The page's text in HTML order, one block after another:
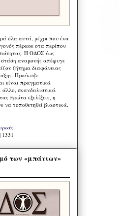
όλα αυτά, μέχρι που ένα
πέρασε στα περίπου
Η ΟΔΟΣ έως
αναμονής απέφυγε
ζήτημα διαφάνειας
Προέκυψε
είναι πραγματικά
άλλο, σκανδαλιστικό.
πρώτα εξελίξεις, η
να τοποθετηθεί βιαστικά.
των «μπάνιων»